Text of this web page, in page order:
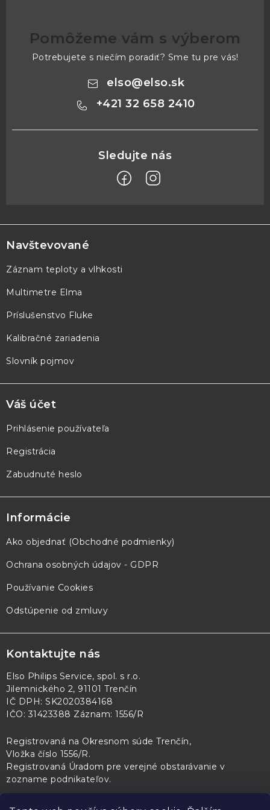
Pomôžeme vám s výberom
Potrebujete s niečím poradiť? Sme tu pre vás!
elso@elso.sk
+421 32 658 2410
á
p
ä
e
Navštevované
Záznam teploty a vlhkosti
Multimetre Elma
Príslušenstvo Fluke
Kalibračné zariadenia
Slovník pojmov
Váš účet
Prihlásenie používateľa
Registrácia
Zabudnuté heslo
Informácie
Ako objednať (Obchodné podmienky)
Ochrana osobných údajov - GDPR
Používanie Cookies
Odstúpenie od zmluvy
Kontaktujte nás
Elso Philips Service, spol. s r.o.
Jilemnického 2, 91101 Trenčín
IČ DPH: SK2020384168
IČO: 31423388 Záznam: 1556/R
Registrovaná na Okresnom súde Trenčín,
Vložka číslo 1556/R.
Registrovaná Úradom pre verejné obstarávanie v
zozname podnikateľov.